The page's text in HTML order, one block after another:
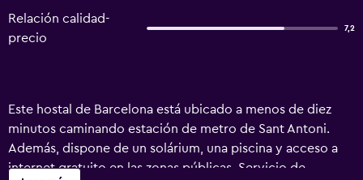
Relación calidad-
precio
7,2
Este hostal de Barcelona está ubicado a menos de diez
minutos caminando estación de metro de Sant Antoni.
Además, dispone de un solárium, una piscina y acceso a
internet gratuito en las zonas públicas. Servicio de